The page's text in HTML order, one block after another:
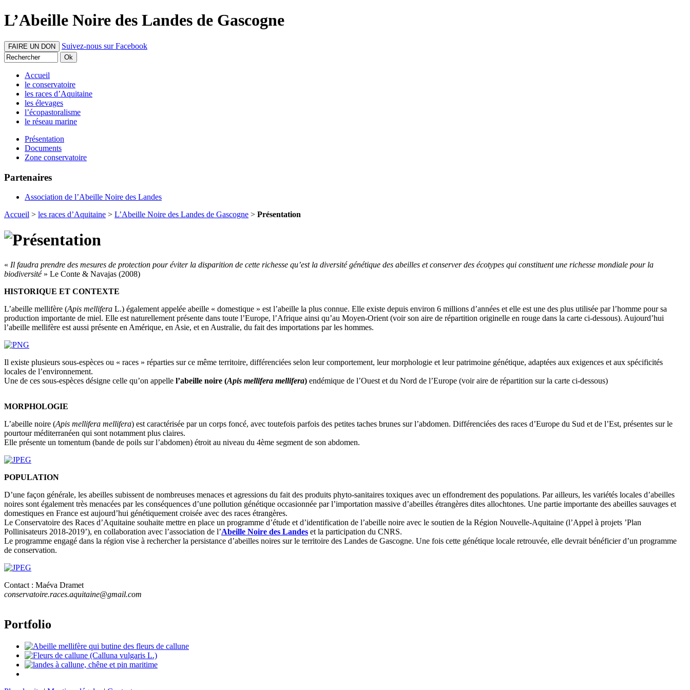
L’Abeille Noire des Landes de Gascogne
FAIRE UN DON Suivez-nous sur Facebook
Accueil
le conservatoire
les races d’Aquitaine
les élevages
l’écopastoralisme
le réseau marine
Présentation
Documents
Zone conservatoire
Partenaires
Association de l’Abeille Noire des Landes
Accueil > les races d’Aquitaine > L’Abeille Noire des Landes de Gascogne > Présentation
« Il faudra prendre des mesures de protection pour éviter la disparition de cette richesse qu’est la diversité génétique des abeilles et conserver des écotypes qui constituent une richesse mondiale pour la
biodiversité» Le Conte & Navajas (2008)
HISTORIQUE ET CONTEXTE
L’abeille mellifère (Apis mellifera L.) également appelée abeille « domestique » est l’abeille la plus connue. Elle existe depuis environ 6 millions d’années et elle est une des plus utilisée par l’homme pour sa
production importante de miel. Elle est naturellement présente dans toute l’Europe, l’Afrique ainsi qu’au Moyen-Orient (voir son aire de répartition originelle en rouge dans la carte ci-dessous). Aujourd’hui
l’abeille mellifère est aussi présente en Amérique, en Asie, et en Australie, du fait des importations par les hommes.
Il existe plusieurs sous-espèces ou « races » réparties sur ce même territoire, différenciées selon leur comportement, leur morphologie et leur patrimoine génétique, adaptées aux exigences et aux spécificités
locales de l’environnement.
Une de ces sous-espèces désigne celle qu’on appelle l’abeille noire (Apis mellifera mellifera) endémique de l’Ouest et du Nord de l’Europe (voir aire de répartition sur la carte ci-dessous)
MORPHOLOGIE
L’abeille noire (Apis mellifera mellifera) est caractérisée par un corps foncé, avec toutefois parfois des petites taches brunes sur l’abdomen. Différenciées des races d’Europe du Sud et de l’Est, présentes sur le
pourtour méditerranéen qui sont notamment plus claires.
Elle présente un tomentum (bande de poils sur l’abdomen) étroit au niveau du 4ème segment de son abdomen.
POPULATION
D’une façon générale, les abeilles subissent de nombreuses menaces et agressions du fait des produits phyto-sanitaires toxiques avec un effondrement des populations. Par ailleurs, les variétés locales d’abeilles
noires sont également très menacées par les conséquences d’une pollution génétique occasionnée par l’importation massive d’abeilles étrangères dites allochtones. Une partie importante des abeilles sauvages et
domestiques en France est aujourd’hui génétiquement croisée avec des races étrangères.
Le Conservatoire des Races d’Aquitaine souhaite mettre en place un programme d’étude et d’identification de l’abeille noire avec le soutien de la Région Nouvelle-Aquitaine (l’Appel à projets ’Plan
Pollinisateurs 2018-2019’), en collaboration avec l’association de l’Abeille Noire des Landes et la participation du CNRS.
Le programme engagé dans la région vise à rechercher la persistance d’abeilles noires sur le territoire des Landes de Gascogne. Une fois cette génétique locale retrouvée, elle devrait bénéficier d’un programme
de conservation.
Contact : Maéva Dramet
conservatoire.races.aquitaine@gmail.com
Portfolio